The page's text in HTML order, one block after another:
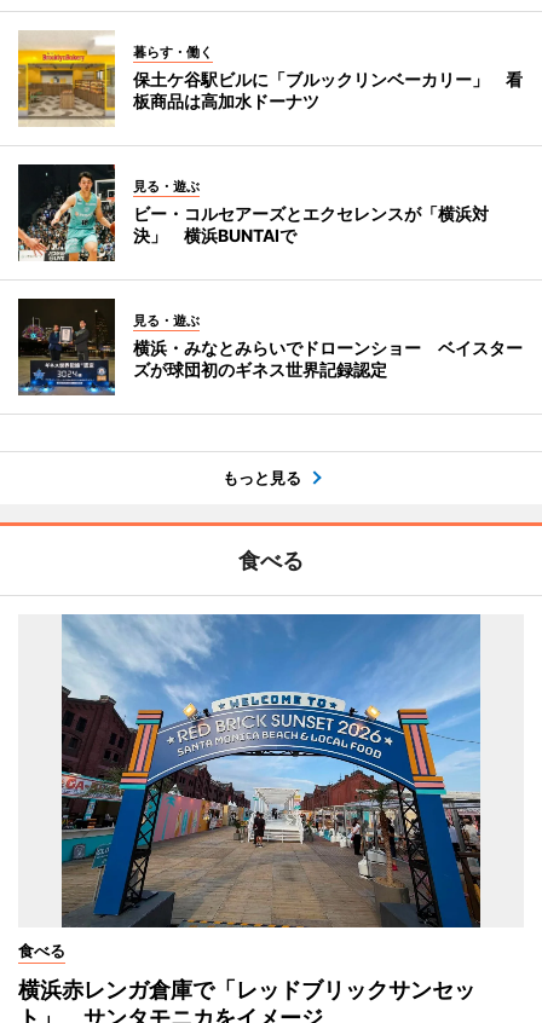
暮らす・働く
保土ケ谷駅ビルに「ブルックリンベーカリー」 看
板商品は高加水ドーナツ
見る・遊ぶ
ビー・コルセアーズとエクセレンスが「横浜対
決」 横浜BUNTAIで
見る・遊ぶ
横浜・みなとみらいでドローンショー ベイスター
ズが球団初のギネス世界記録認定
もっと見る
食べる
食べる
横浜赤レンガ倉庫で「レッドブリックサンセッ